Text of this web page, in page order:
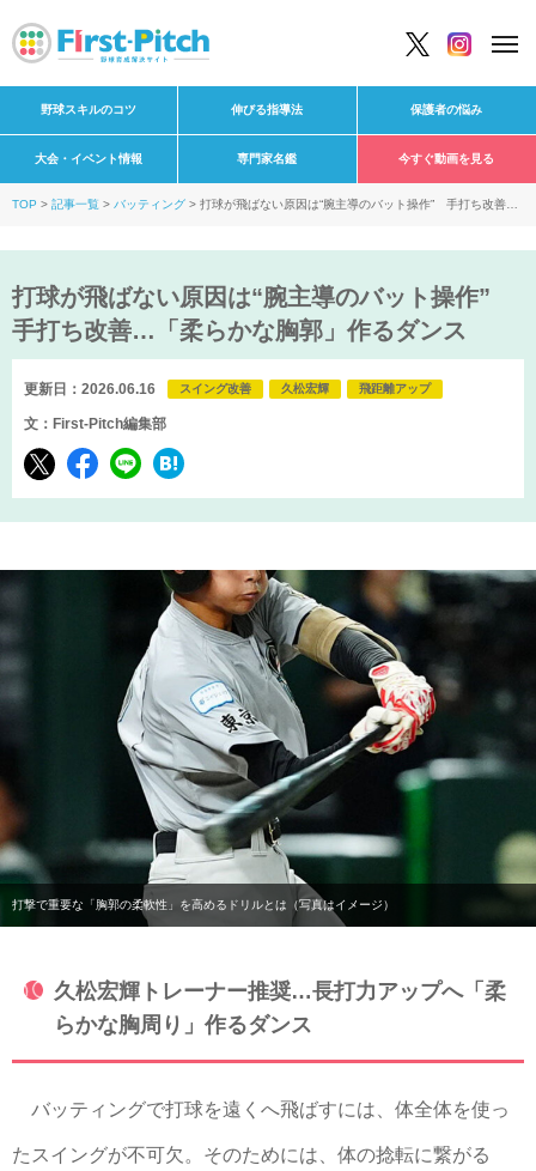
野球スキルのコツ 伸びる指導法 保護者の悩み
大会・イベント情報 専門家名鑑 今すぐ動画を見る
TOP 記事一覧 バッティング
打球が飛ばない原因は“腕主導のバット操作” 手打ち改善…
打球が飛ばない原因は“腕主導のバット操作”
手打ち改善…「柔らかな胸郭」作るダンス
更新日：2026.06.16 スイング改善 久松宏輝 飛距離アップ
文：First-Pitch編集部
打撃で重要な「胸郭の柔軟性」を高めるドリルとは（写真はイメージ）
久松宏輝トレーナー推奨…長打力アップへ「柔
らかな胸周り」作るダンス
バッティングで打球を遠くへ飛ばすには、体全体を使っ
たスイングが不可欠。そのためには、体の捻転に繋がる